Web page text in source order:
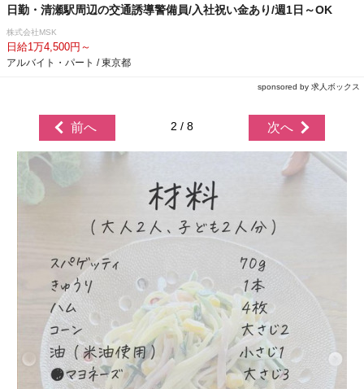
日勤・清瀬駅周辺の交通誘導警備員/入社祝い金あり/週1日～OK
株式会社MSK
日給1万4,500円～
アルバイト・パート / 東京都
sponsored by 求人ボックス
前へ 2 / 8 次へ